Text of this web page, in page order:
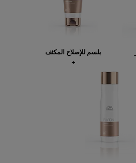
بلسم للإصلاح المكثف